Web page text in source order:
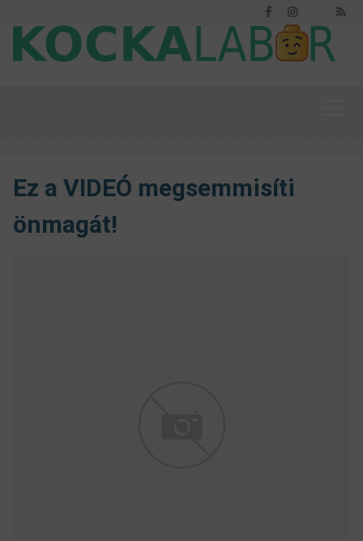
FacebookInstagram
Threads
Ez a VIDEÓ megsemmisíti
önmagát!